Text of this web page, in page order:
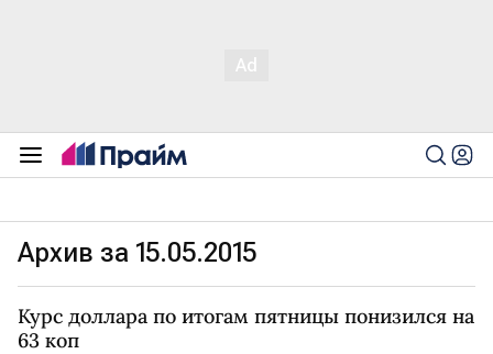
Архив за 15.05.2015
Курс доллара по итогам пятницы понизился на
63 коп